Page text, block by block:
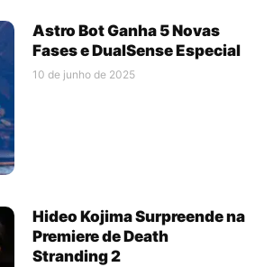
Astro Bot Ganha 5 Novas
Fases e DualSense Especial
10 de junho de 2025
Hideo Kojima Surpreende na
Premiere de Death
Stranding 2